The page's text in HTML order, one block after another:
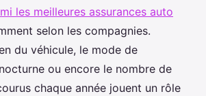
les meilleures assurances auto
selon les compagnies.
du véhicule, le mode de
ou encore le nombre de
chaque année jouent un rôle